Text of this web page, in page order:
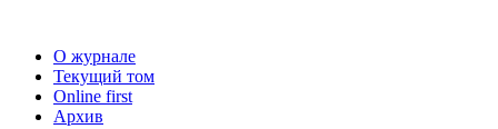
О журнале
Текущий том
Online first
Архив